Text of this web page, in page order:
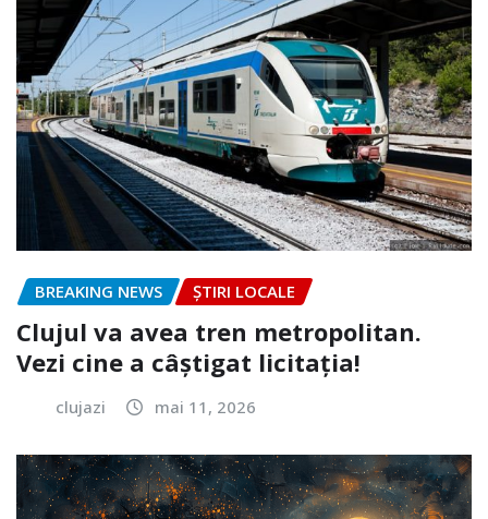
BREAKING NEWS ȘTIRI LOCALE
Clujul va avea tren metropolitan.
Vezi cine a câștigat licitația!
clujazi mai 11, 2026